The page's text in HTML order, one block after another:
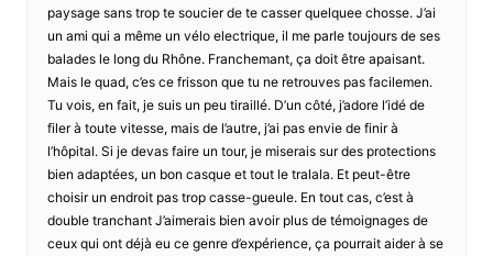
paysage sans trop te soucier de te casser quelquee chosse. J’ai
un ami qui a même un vélo electrique, il me parle toujours de ses
balades le long du Rhône. Franchemant, ça doit être apaisant.
Mais le quad, c’es ce frisson que tu ne retrouves pas facilemen.
Tu vois, en fait, je suis un peu tiraillé. D’un côté, j’adore l’idé de
filer à toute vitesse, mais de l’autre, j’ai pas envie de finir à
l’hôpital. Si je devas faire un tour, je miserais sur des protections
bien adaptées, un bon casque et tout le tralala. Et peut-être
choisir un endroit pas trop casse-gueule. En tout cas, c’est à
double tranchant J’aimerais bien avoir plus de témoignages de
ceux qui ont déjà eu ce genre d’expérience, ça pourrait aider à se